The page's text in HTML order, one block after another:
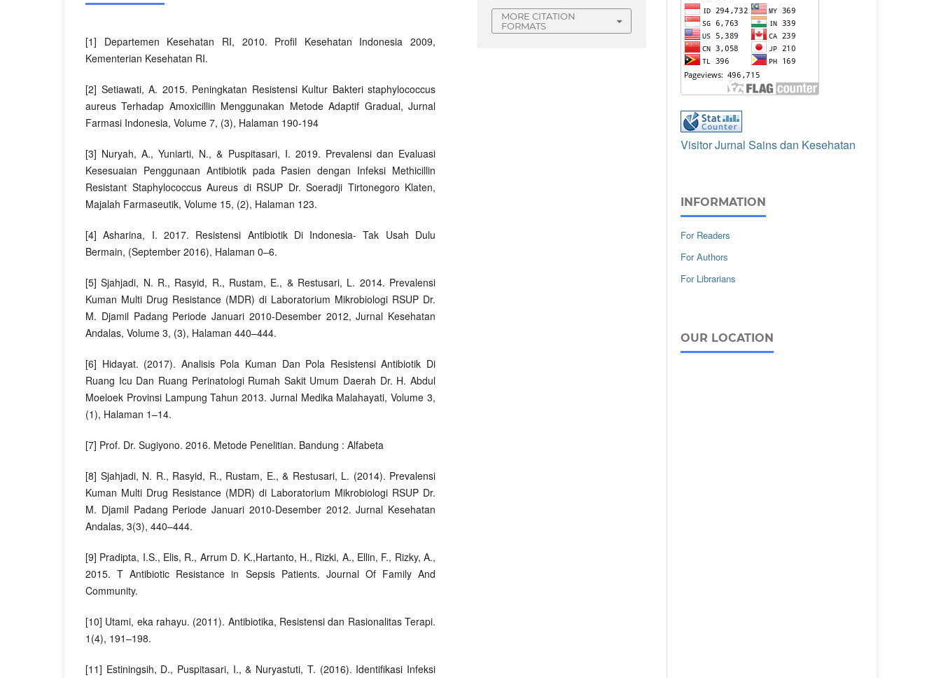
[1] Departemen Kesehatan RI, 2010. Profil Kesehatan Indonesia 2009,
Kementerian Kesehatan RI.
[2] Setiawati, A. 2015. Peningkatan Resistensi Kultur Bakteri staphylococcus
aureus Terhadap Amoxicillin Menggunakan Metode Adaptif Gradual, Jurnal
Farmasi Indonesia, Volume 7, (3), Halaman 190-194
[3] Nuryah, A., Yuniarti, N., & Puspitasari, I. 2019. Prevalensi dan Evaluasi
Kesesuaian Penggunaan Antibiotik pada Pasien dengan Infeksi Methicillin
Resistant Staphylococcus Aureus di RSUP Dr. Soeradji Tirtonegoro Klaten,
Majalah Farmaseutik, Volume 15, (2), Halaman 123.
[4] Asharina, I. 2017. Resistensi Antibiotik Di Indonesia- Tak Usah Dulu
Bermain, (September 2016), Halaman 0–6.
[5] Sjahjadi, N. R., Rasyid, R., Rustam, E., & Restusari, L. 2014. Prevalensi
Kuman Multi Drug Resistance (MDR) di Laboratorium Mikrobiologi RSUP Dr.
M. Djamil Padang Periode Januari 2010-Desember 2012, Jurnal Kesehatan
Andalas, Volume 3, (3), Halaman 440–444.
[6] Hidayat. (2017). Analisis Pola Kuman Dan Pola Resistensi Antibiotik Di
Ruang Icu Dan Ruang Perinatologi Rumah Sakit Umum Daerah Dr. H. Abdul
Moeloek Provinsi Lampung Tahun 2013. Jurnal Medika Malahayati, Volume 3,
(1), Halaman 1–14.
[7] Prof. Dr. Sugiyono. 2016. Metode Penelitian. Bandung : Alfabeta
[8] Sjahjadi, N. R., Rasyid, R., Rustam, E., & Restusari, L. (2014). Prevalensi
Kuman Multi Drug Resistance (MDR) di Laboratorium Mikrobiologi RSUP Dr.
M. Djamil Padang Periode Januari 2010-Desember 2012. Jurnal Kesehatan
Andalas, 3(3), 440–444.
[9] Pradipta, I.S., Elis, R., Arrum D. K.,Hartanto, H., Rizki, A., Ellin, F., Rizky, A.,
2015. T Antibiotic Resistance in Sepsis Patients. Journal Of Family And
Community.
[10] Utami, eka rahayu. (2011). Antibiotika, Resistensi dan Rasionalitas Terapi.
1(4), 191–198.
[11] Estiningsih, D., Puspitasari, I., & Nuryastuti, T. (2016). Identifikasi Infeksi
MORE CITATION
FORMATS
Visitor Jurnal Sains dan Kesehatan
INFORMATION
For Readers
For Authors
For Librarians
OUR LOCATION